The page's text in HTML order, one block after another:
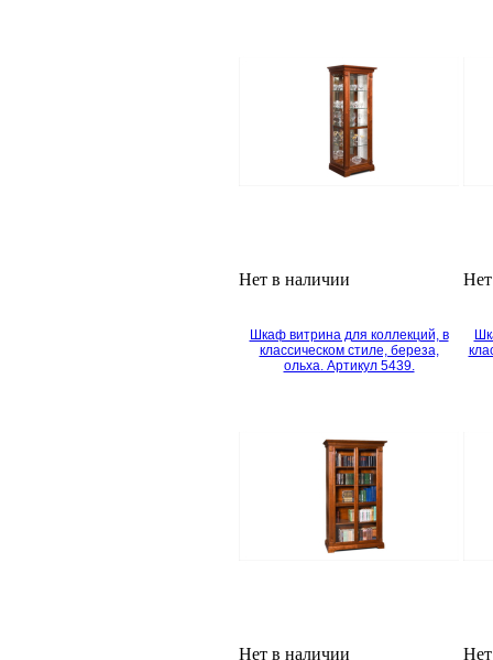
Нет в наличии
Шкаф витрина для коллекций, в
классическом стиле, береза,
ольха. Артикул 5439.
Нет в наличии